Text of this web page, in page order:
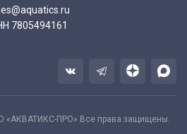
7805494161
«АКВАТИКС-ПРО» Все права защищены.